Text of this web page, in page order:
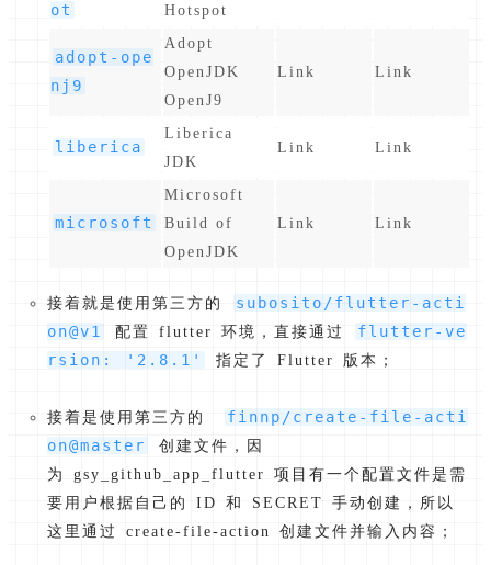
ot
Hotspot
adopt-ope
nj9
Adopt
OpenJDK
OpenJ9
Link Link
liberica
Liberica
JDK
Link Link
microsoft
Microsoft
Build of
OpenJDK
Link Link
接着就是使用第三方的
subosito/flutter-acti
on@v1
配置 flutter 环境，直接通过
flutter-ve
rsion: '2.8.1'
指定了 Flutter 版本；
接着是使用第三方的
finnp/create-file-acti
on@master
创建文件，因
为 gsy_github_app_flutter 项目有一个配置文件是需
要用户根据自己的 ID 和 SECRET 手动创建，所以
这里通过 create-file-action 创建文件并输入内容；